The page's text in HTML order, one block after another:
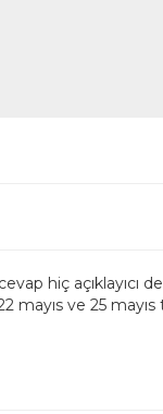
hiç açıklayıcı
mayıs ve 25